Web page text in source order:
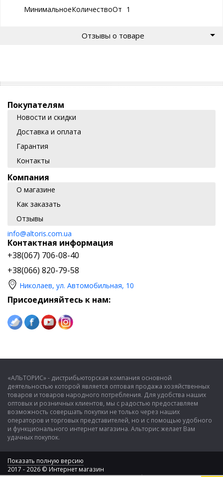
МинимальноеКоличествоОтгрузки
1
Отзывы о товаре
Покупателям
Новости и скидки
Доставка и оплата
Гарантия
Контакты
Компания
О магазине
Как заказать
Отзывы
info@altoris.com.ua
Контактная информация
+38(067) 706-08-40
+38(066) 820-79-58
Николаев, ул. Автомобильная, 10
Присоединяйтесь к нам:
«АЛЬТОРИС» - дистрибьюторская компания основной
деятельностью которой является оптовая продажа хозяйственных
товаров и товаров народного потребления. Для удобства наших
оптовых и розничных клиентов, мы с радостью предоставляем
возможность совершать покупки не только через наших
операторов и торговых представителей, но и с помощью удобного
и функционального интернет магазина. Альторис желает Вам
удачных покупок.
Показать полную версию
2017 - 2026 © Интернет магазин